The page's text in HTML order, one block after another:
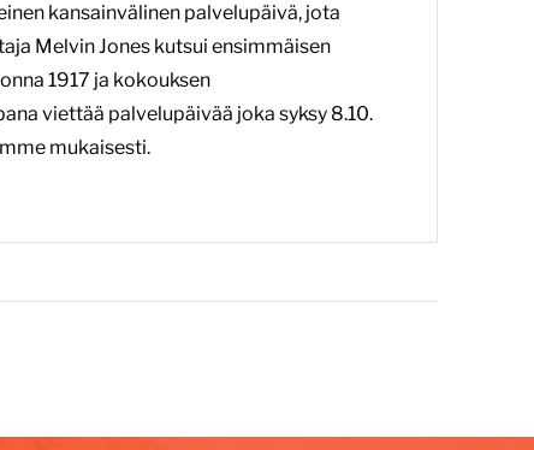
kansainvälinen palvelupäivä, jota
Melvin Jones kutsui ensimmäisen
1917 ja kokouksen
viettää palvelupäivää joka syksy 8.10.
mukaisesti.